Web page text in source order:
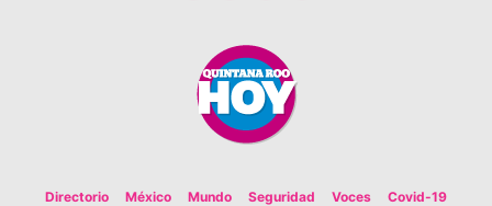
Directorio México Mundo Seguridad Voces Covid-19